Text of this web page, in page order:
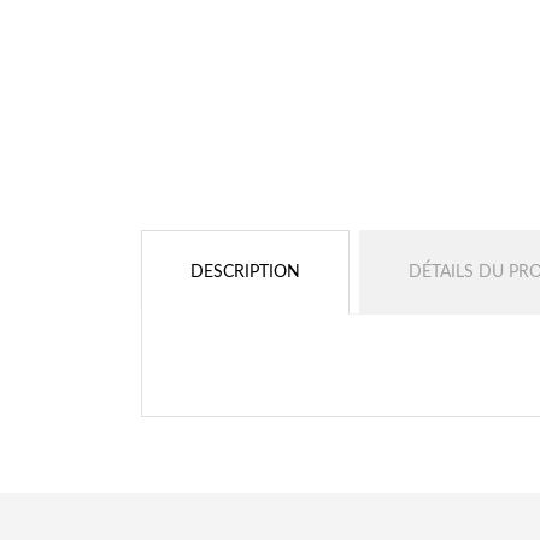
DESCRIPTION DÉTAILS DU